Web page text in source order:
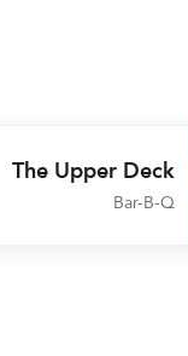
The Upper Deck
Bar-B-Q